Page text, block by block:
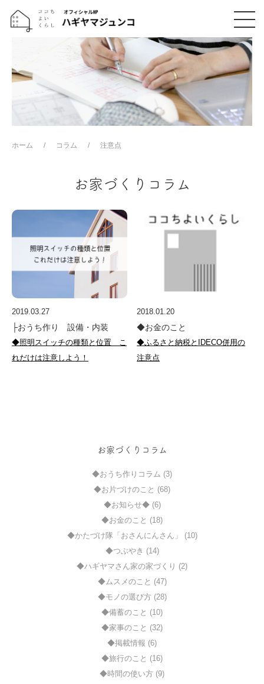
ホーム コラム 注意点
お家づくりコラム
2019.03.27
├おうち作り 設備・内装
◆照明スイッチの種類と位置 こ
れだけは注意しよう！
2018.01.20
◆お金のこと
◆ふるさと納税とIDECO併用の
注意点
お家づくりコラム
◆おうち作りコラム (3)
◆お片づけのこと (68)
◆お知らせ◆ (6)
◆お金のこと (18)
◆かたづけ隊「おさんにんさん」 (10)
◆つぶやき (14)
◆ハギヤマさん家の家づくり (2)
◆ムスメのこと (47)
◆モノの選び方 (28)
◆備蓄のこと (10)
◆家事のこと (32)
◆掲載情報 (6)
◆旅行のこと (16)
◆時間の使い方 (9)